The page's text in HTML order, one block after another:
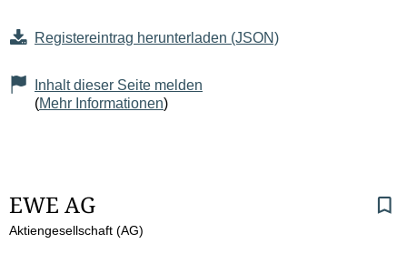
Registereintrag herunterladen (JSON)
Inhalt dieser Seite melden
(Mehr Informationen)
S
e
EWE AG
Aktiengesellschaft (AG)